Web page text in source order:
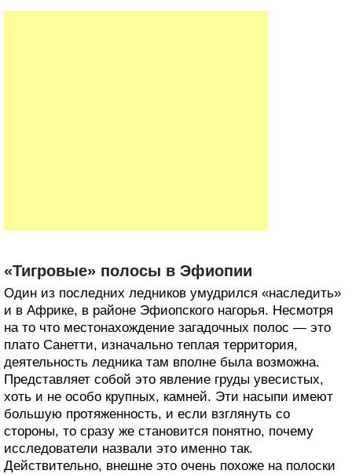
«Тигровые» полосы в Эфиопии
Один из последних ледников умудрился «наследить»
и в Африке, в районе Эфиопского нагорья. Несмотря
на то что местонахождение загадочных полос — это
плато Санетти, изначально теплая территория,
деятельность ледника там вполне была возможна.
Представляет собой это явление груды увесистых,
хоть и не особо крупных, камней. Эти насыпи имеют
большую протяженность, и если взглянуть со
стороны, то сразу же становится понятно, почему
исследователи назвали это именно так.
Действительно, внешне это очень похоже на полоски